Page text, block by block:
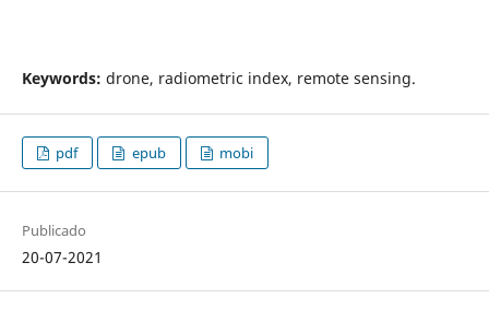
Keywords: drone, radiometric index, remote sensing.
pdf epub mobi
Publicado
20-07-2021